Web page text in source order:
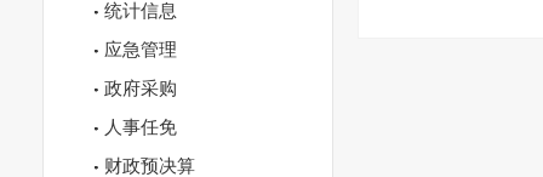
统计信息
应急管理
政府采购
人事任免
财政预决算